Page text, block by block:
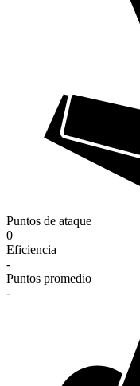
Puntos de ataque
0
Eficiencia
-
Puntos promedio
-